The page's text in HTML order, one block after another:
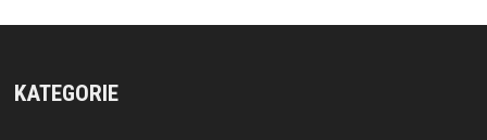
KATEGORIE